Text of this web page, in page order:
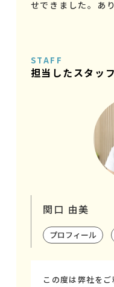
せできました。あ
STAFF
担当したスタッフ
関口 由美
プロフィール
この度は弊社を